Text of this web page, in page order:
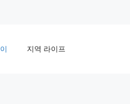
지역 라이프